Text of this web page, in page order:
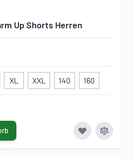
Up Shorts Herren
XL XXL 140 160